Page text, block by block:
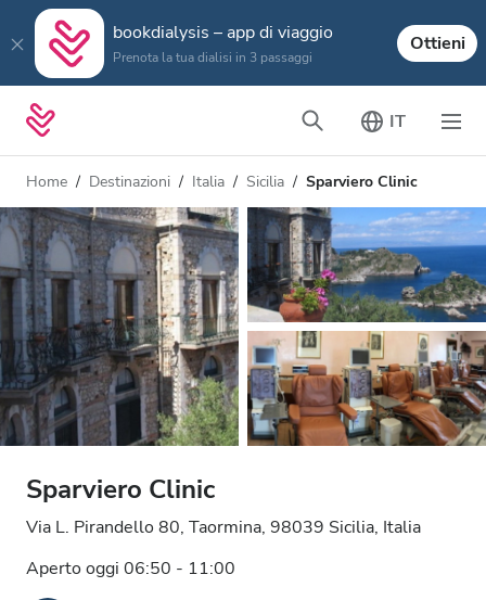
bookdialysis – app di viaggio
Prenota la tua dialisi in 3 passaggi
Ottieni
IT
Home Destinazioni Italia Sicilia Sparviero Clinic
Sparviero Clinic
Via L. Pirandello 80, Taormina, 98039 Sicilia, Italia
Aperto oggi 06:50 - 11:00